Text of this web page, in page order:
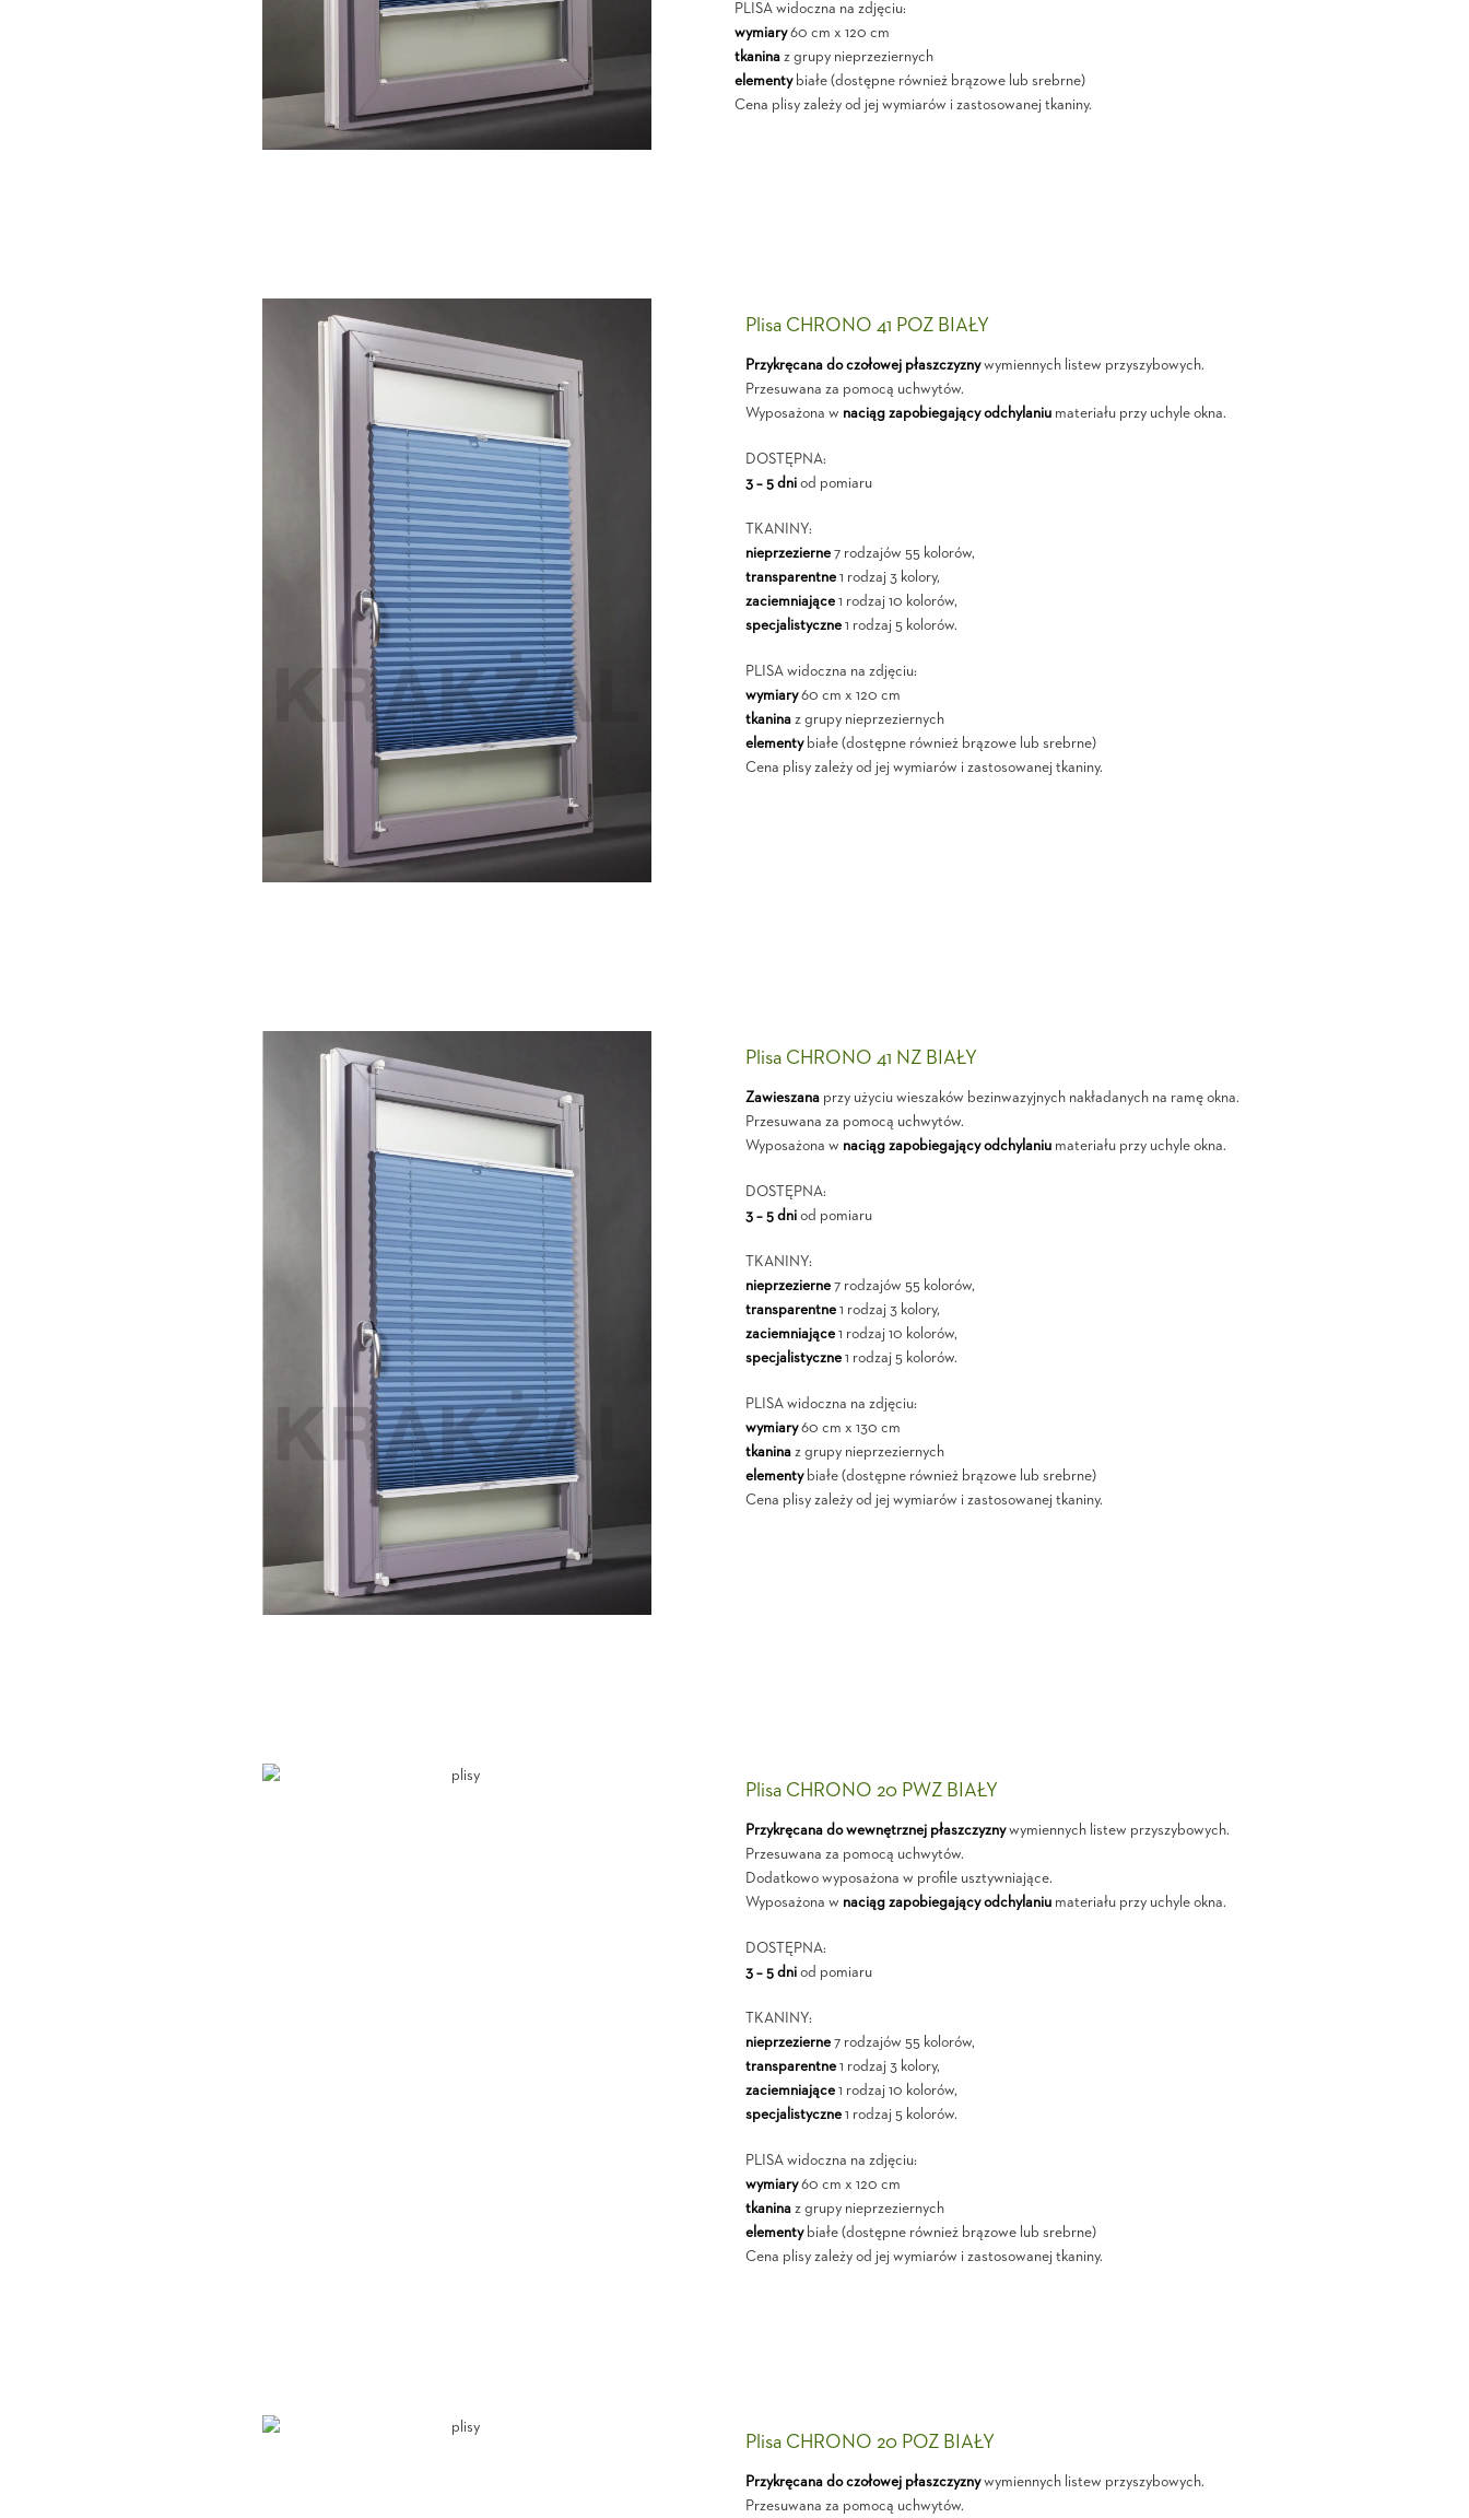
PLISA widoczna na zdjęciu:
wymiary60 cm x 120 cm
tkaninaz grupy nieprzeziernych
elementybiałe (dostępne również brązowe lub srebrne)
Cena plisy zależy od jej wymiarów i zastosowanej tkaniny.
Plisa CHRONO 41 POZ BIAŁY
Przykręcana do czołowej płaszczyznywymiennych listew przyszybowych.
Przesuwana za pomocą uchwytów.
Wyposażona w naciąg zapobiegający odchylaniu materiału przy uchyle okna.
DOSTĘPNA:
3 – 5 dni od pomiaru
TKANINY:
nieprzezierne 7 rodzajów 55 kolorów,
transparentne 1 rodzaj 3 kolory,
zaciemniające 1 rodzaj 10 kolorów,
specjalistyczne 1 rodzaj 5 kolorów.
PLISA widoczna na zdjęciu:
wymiary60 cm x 120 cm
tkanina z grupy nieprzeziernych
elementybiałe (dostępne również brązowe lub srebrne)
Cena plisy zależy od jej wymiarów i zastosowanej tkaniny.
Plisa CHRONO 41 NZ BIAŁY
Zawieszana przy użyciu wieszaków bezinwazyjnych nakładanych na ramę okna.
Przesuwana za pomocą uchwytów.
Wyposażona w naciąg zapobiegający odchylaniu materiału przy uchyle okna.
DOSTĘPNA:
3 – 5 dni od pomiaru
TKANINY:
nieprzezierne 7 rodzajów 55 kolorów,
transparentne 1 rodzaj 3 kolory,
zaciemniające 1 rodzaj 10 kolorów,
specjalistyczne 1 rodzaj 5 kolorów.
PLISA widoczna na zdjęciu:
wymiary60 cm x 130 cm
tkanina z grupy nieprzeziernych
elementybiałe (dostępne również brązowe lub srebrne)
Cena plisy zależy od jej wymiarów i zastosowanej tkaniny.
Plisa CHRONO 20 PWZ BIAŁY
Przykręcana do wewnętrznej płaszczyznywymiennych listew przyszybowych.
Przesuwana za pomocą uchwytów.
Dodatkowo wyposażona w profile usztywniające.
Wyposażona w naciąg zapobiegający odchylaniu materiału przy uchyle okna.
DOSTĘPNA:
3 – 5 dni od pomiaru
TKANINY:
nieprzezierne 7 rodzajów 55 kolorów,
transparentne 1 rodzaj 3 kolory,
zaciemniające 1 rodzaj 10 kolorów,
specjalistyczne 1 rodzaj 5 kolorów.
PLISA widoczna na zdjęciu:
wymiary60 cm x 120 cm
tkanina z grupy nieprzeziernych
elementybiałe (dostępne również brązowe lub srebrne)
Cena plisy zależy od jej wymiarów i zastosowanej tkaniny.
Plisa CHRONO 20 POZ BIAŁY
Przykręcana do czołowej płaszczyznywymiennych listew przyszybowych.
Przesuwana za pomocą uchwytów.